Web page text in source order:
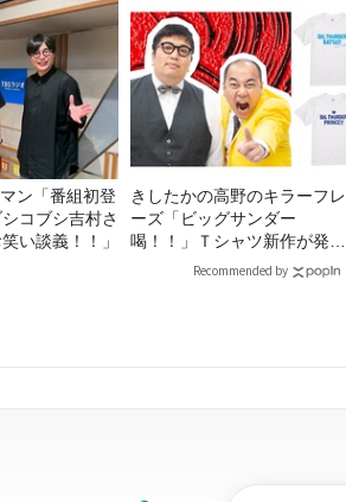
コブシ吉村さ
い談義！！」
きしたかの高野のキラーフレ
ーズ「ビッグサンダー
喝！！」Ｔシャツ新作が発売
Recommended by